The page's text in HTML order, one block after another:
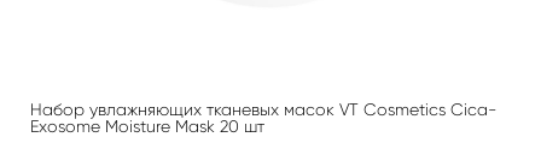
Набор увлажняющих тканевых масок VT Cosmetics Cica-
Exosome Moisture Mask 20 шт